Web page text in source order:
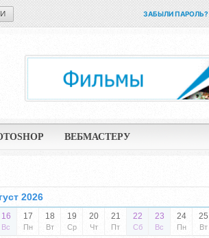
ЗАБЫЛИ ПАРОЛЬ?
ВЕБМАСТЕРУ
2026
16
Вс
17
Пн
18
Вт
19
Ср
20
Чт
21
Пт
22
Сб
23
Вс
24
Пн
25
Вт